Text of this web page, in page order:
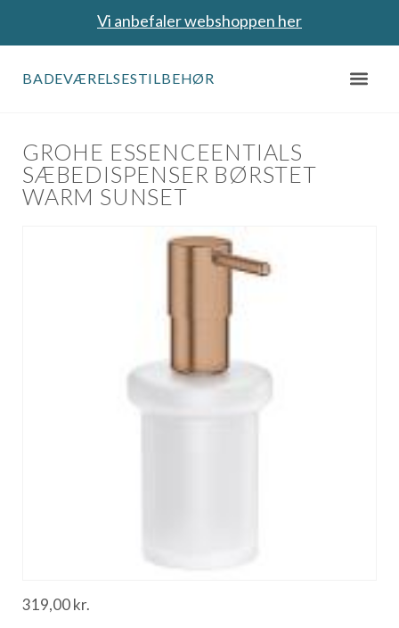
Vi anbefaler webshoppen her
BADEVÆRELSESTILBEHØR
GROHE ESSENCEENTIALS
SÆBEDISPENSER BØRSTET
WARM SUNSET
319,00kr.